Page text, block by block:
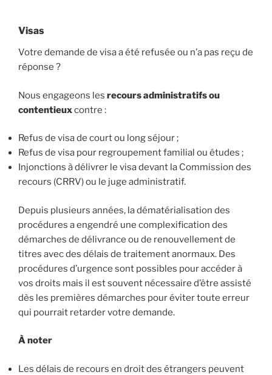
Visas
Votre demande de visa a été refusée ou n’a pas reçu de
réponse ?
Nous engageons les recours administratifs ou
contentieuxcontre :
Refus de visa de court ou long séjour ;
Refus de visa pour regroupement familial ou études ;
Injonctions à délivrer le visa devant la Commission des
recours (CRRV) ou le juge administratif.
Depuis plusieurs années, la dématérialisation des
procédures a engendré une complexification des
démarches de délivrance ou de renouvellement de
titres avec des délais de traitement anormaux. Des
procédures d’urgence sont possibles pour accéder à
vos droits mais il est souvent nécessaire d’être assisté
dès les premières démarches pour éviter toute erreur
qui pourrait retarder votre demande.
À noter
Les délais de recours en droit des étrangers peuvent